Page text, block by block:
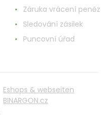
Záruka vrácení peněz
Sledování zásilek
Puncovní úřad
Eshops & webseiten
BINARGON.cz